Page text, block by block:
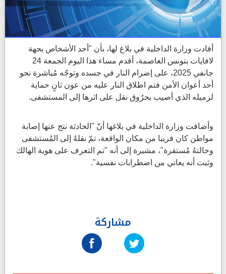
أفادت وزارة الداخلية في بلاغ لها، بأن "أحد الأشخاص بجهة
لافايات بتونس العاصمة، أقدم مساء هذا اليوم الجمعة 24
جانفي 2025، على إضرام النار في جسده وتوجّه مُباشرة نحو
أحد أعوان الأمن فتم اطلاق النار عليه من عون ثانٍ حماية
لزميله الذي أصيب بحرُوق نقل على اثرها إلى المستشفى.
وأضافت وزارة الداخلية في بلاغها أنّ "الحادثة نتج عنها إصابة
مواطن كان قريبا من مكان الواقعة، تمّ نقلهُ إلى المُستشفى
وحالتهُ مُستقرة"، مشيرة إلى أنه "تم التعرف على هوية الهالك
وثبت أنه يعاني من اضطرابات نفسية".
مشاركة